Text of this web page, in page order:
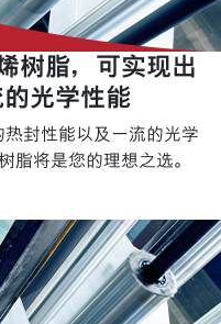
树脂，可实现出
光学性能
封性能以及一流的光学
脂将是您的理想之选。